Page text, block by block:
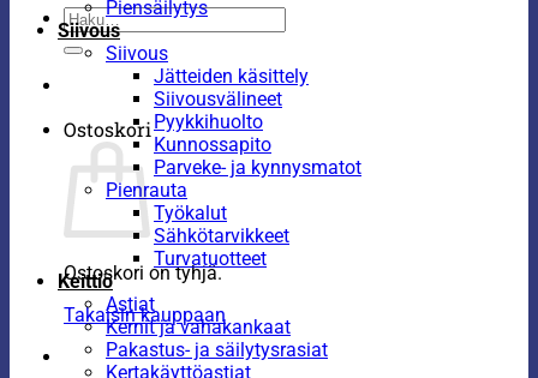
Etsi:
Ostoskori
Ostoskori on tyhjä.
Takaisin kauppaan
Piensäilytys
Siivous
Siivous
Jätteiden käsittely
Siivousvälineet
Pyykkihuolto
Kunnossapito
Parveke- ja kynnysmatot
Pienrauta
Työkalut
Sähkötarvikkeet
Turvatuotteet
Keittiö
Astiat
Kernit ja vahakankaat
Pakastus- ja säilytysrasiat
Kertakäyttöastiat